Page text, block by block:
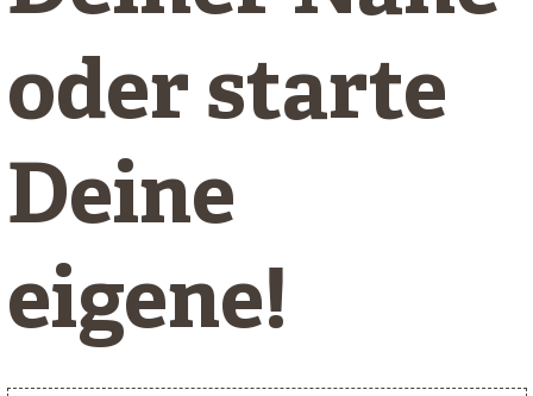
oder starte
Deine
eigene!